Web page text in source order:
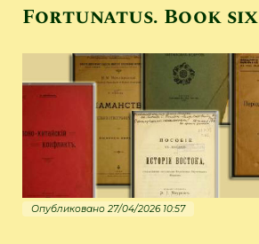
Fortunatus. Book six
Опубликовано 27/04/2026 10:57